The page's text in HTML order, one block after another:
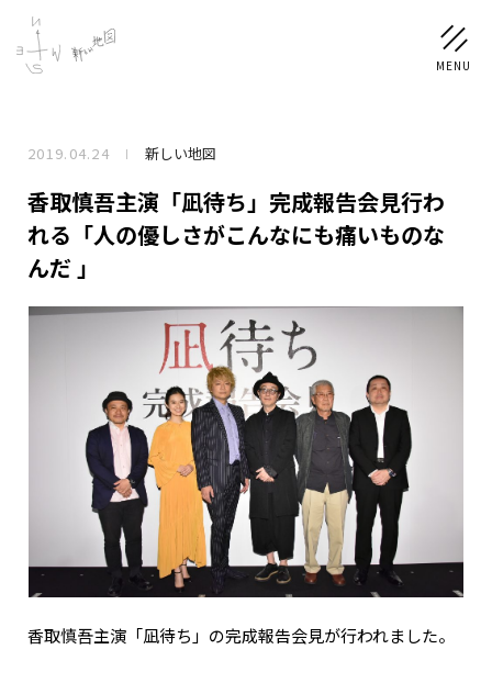
NEWS
SCHEDULE
草彅 剛 香取 慎吾
DISCOGRAPHY
CHIZUSHOP
NAKAMA入会
CHIZULOG
2019.04.24 新しい地図
香取慎吾主演「凪待ち」完成報告会見行わ
れる「人の優しさがこんなにも痛いものな
んだ 」
香取慎吾主演「凪待ち」の完成報告会見が行われました。